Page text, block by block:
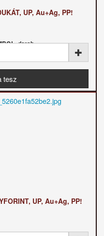
UP, Au+Ag, PP!
UP, Au+Ag, PP!